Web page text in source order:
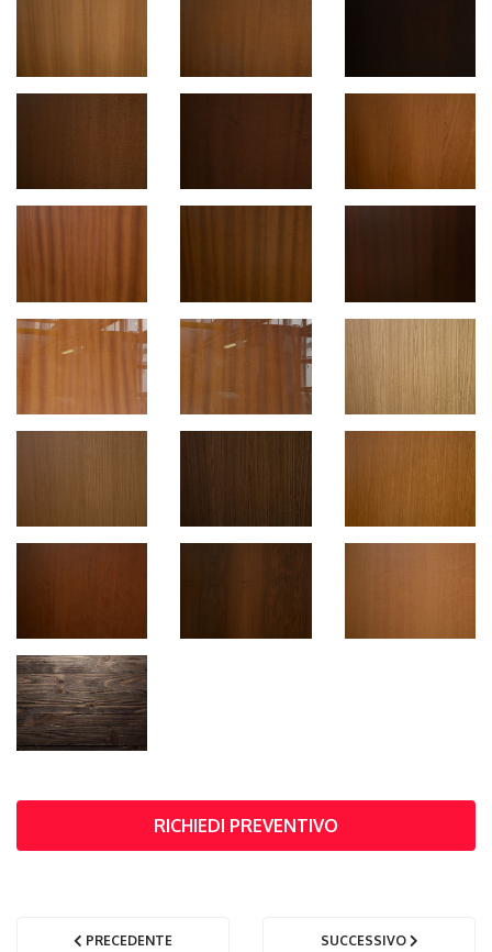
RICHIEDI PREVENTIVO
PRECEDENTE SUCCESSIVO